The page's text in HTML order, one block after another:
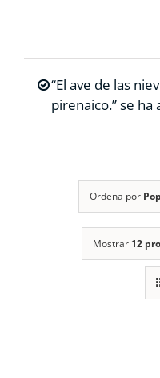
RECURSOS
CONTACTO
“El ave de las
pirenaico.” se
Ordena por
Mostrar 12